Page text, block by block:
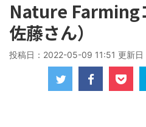
Nature Farming
佐藤さん）
投稿日：2022-05-09 11:51 更新日